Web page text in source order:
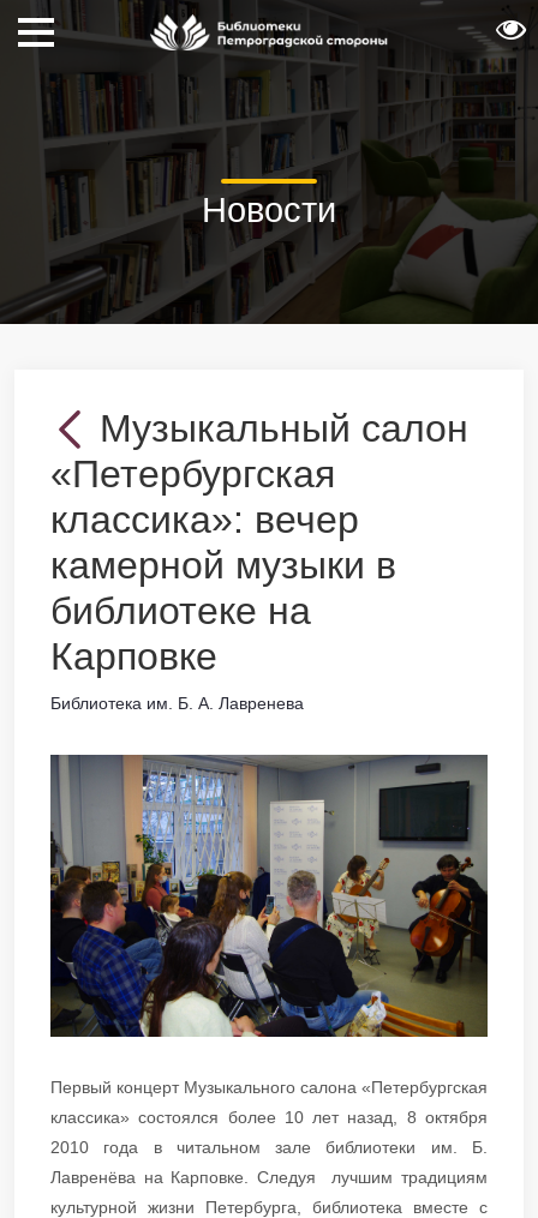
Новости
Музыкальный салон
«Петербургская
классика»: вечер
камерной музыки в
библиотеке на
Карповке
Библиотека им. Б. А. Лавренева
Первый концерт Музыкального салона «Петербургская
классика» состоялся более 10 лет назад, 8 октября
2010 года в читальном зале библиотеки им. Б.
Лавренёва на Карповке. Следуя лучшим традициям
культурной жизни Петербурга, библиотека вместе с